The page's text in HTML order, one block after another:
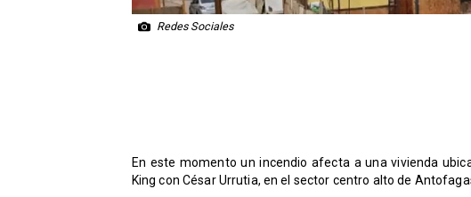
Redes Sociales
En este momento un incendio afecta a una vivienda
King con César Urrutia, en el sector centro alto de